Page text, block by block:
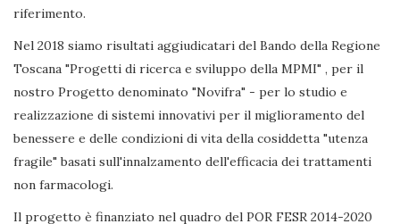
riferimento.
Nel 2018 siamo risultati aggiudicatari del Bando della Regione
Toscana "Progetti di ricerca e sviluppo della MPMI" , per il
nostro Progetto denominato "Novifra" - per lo studio e
realizzazione di sistemi innovativi per il miglioramento del
benessere e delle condizioni di vita della cosiddetta "utenza
fragile" basati sull'innalzamento dell'efficacia dei trattamenti
non farmacologi.
Il progetto è finanziato nel quadro del POR FESR 2014-2020